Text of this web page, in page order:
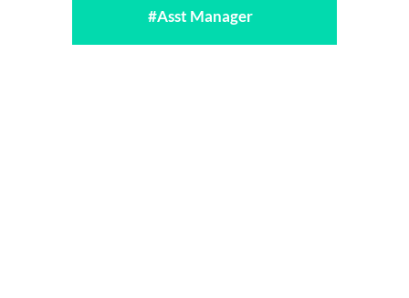
Asst Manager